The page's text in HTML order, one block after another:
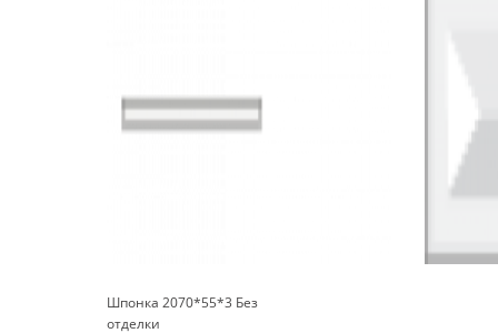
Шпонка 2070*55*3 Без
отделки